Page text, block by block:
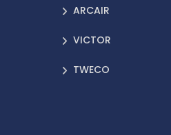
ARCAIR
VICTOR
TWECO